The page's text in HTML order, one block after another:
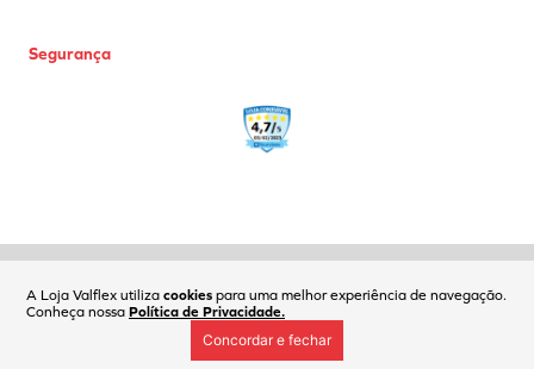
A Loja Valflex utiliza cookies para uma melhor experiência de navegação.
Conheça nossa Política de Privacidade.
Concordar e fechar
Segurança
Fone(11)2618-6161| Av. Carlos de Campos, 173 | SP/SP | CEP: 03028-001